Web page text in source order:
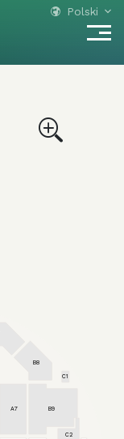
Polski
B8
C1
B9
A7
C2